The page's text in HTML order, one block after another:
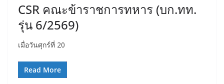
CSR คณะข้าราชการทหาร (บก.ทท.
รุ่น 6/2569)
เมื่อวันศุกร์ที่ 20
Read More